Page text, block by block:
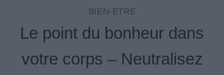
BIEN-ETRE
Le point du bonheur dans
votre corps – Neutralisez